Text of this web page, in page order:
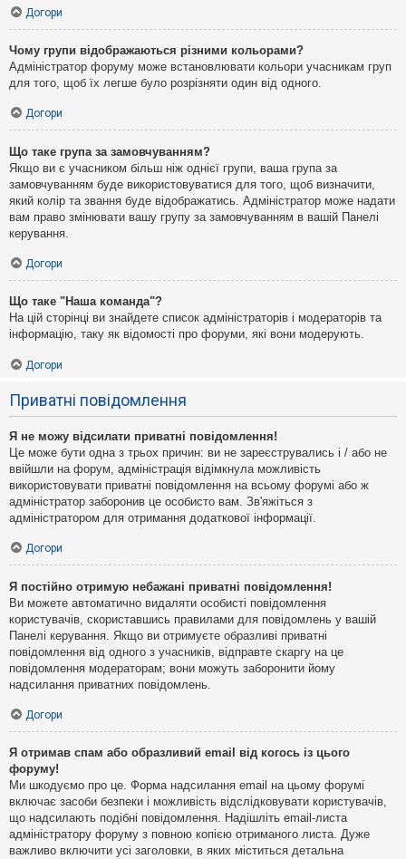
Догори
Чому групи відображаються різними кольорами?
Адміністратор форуму може встановлювати кольори учасникам груп
для того, щоб їх легше було розрізняти один від одного.
Догори
Що таке група за замовчуванням?
Якщо ви є учасником більш ніж однієї групи, ваша група за
замовчуванням буде використовуватися для того, щоб визначити,
який колір та звання буде відображатись. Адміністратор може надати
вам право змінювати вашу групу за замовчуванням в вашій Панелі
керування.
Догори
Що таке "Наша команда"?
На цій сторінці ви знайдете список адміністраторів і модераторів та
інформацію, таку як відомості про форуми, які вони модерують.
Догори
Приватні повідомлення
Я не можу відсилати приватні повідомлення!
Це може бути одна з трьох причин: ви не зареєструвались і / або не
ввійшли на форум, адміністрація відімкнула можливість
використовувати приватні повідомлення на всьому форумі або ж
адміністратор заборонив це особисто вам. Зв'яжіться з
адміністратором для отримання додаткової інформації.
Догори
Я постійно отримую небажані приватні повідомлення!
Ви можете автоматично видаляти особисті повідомлення
користувачів, скориставшись правилами для повідомлень у вашій
Панелі керування. Якщо ви отримуєте образливі приватні
повідомлення від одного з учасників, відправте скаргу на це
повідомлення модераторам; вони можуть заборонити йому
надсилання приватних повідомлень.
Догори
Я отримав спам або образливий email від когось із цього
форуму!
Ми шкодуємо про це. Форма надсилання email на цьому форумі
включає засоби безпеки і можливість відслідковувати користувачів,
що надсилають подібні повідомлення. Надішліть email-листа
адміністратору форуму з повною копією отриманого листа. Дуже
важливо включити усі заголовки, в яких міститься детальна